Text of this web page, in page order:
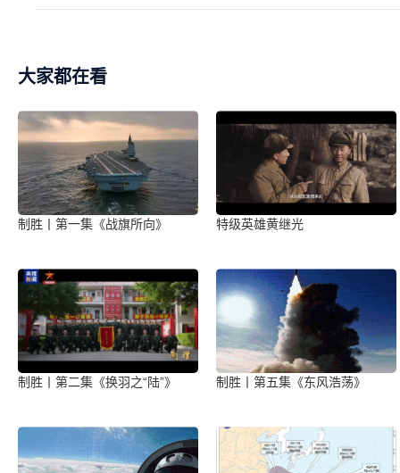
大家都在看
制胜丨第一集《战旗所向》 特级英雄黄继光
制胜丨第二集《换羽之“陆”》 制胜丨第五集《东风浩荡》